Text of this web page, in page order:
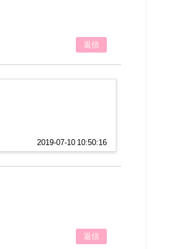
返信
2019-07-10 10:50:16
返信